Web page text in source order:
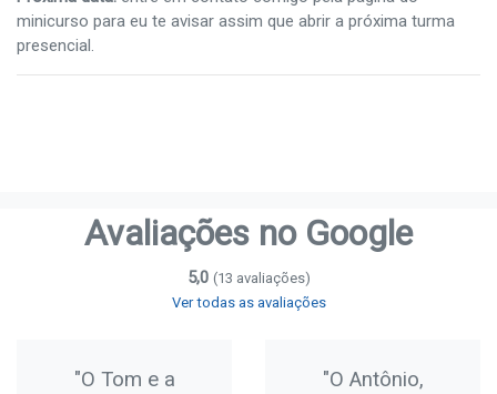
minicurso para eu te avisar assim que abrir a próxima turma
presencial.
Avaliações no Google
5,0 (13 avaliações)
Ver todas as avaliações
"O Tom e a
"O Antônio,